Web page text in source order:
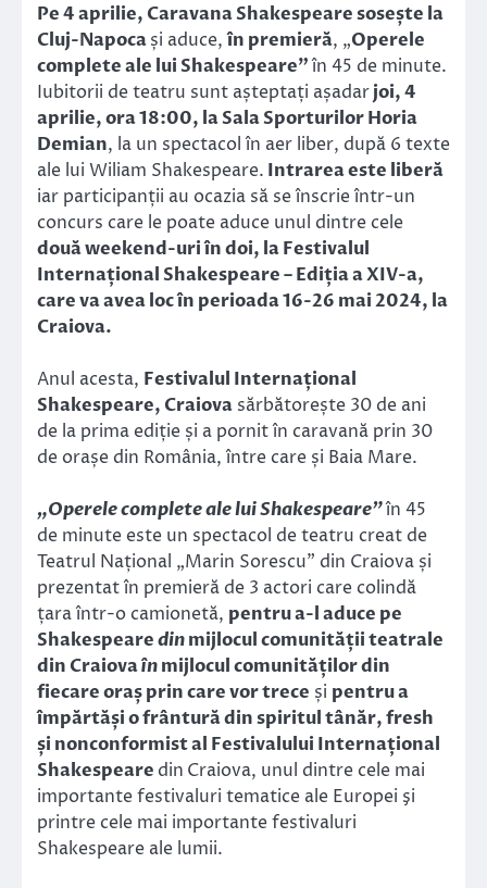
Pe 4 aprilie, Caravana Shakespeare sosește la
Cluj-Napocași aduce,în premieră, „Operele
complete ale lui Shakespeare”în 45 de minute.
Iubitorii de teatru sunt așteptați așadarjoi, 4
aprilie, ora 18:00, la Sala Sporturilor Horia
Demian, la un spectacol în aer liber, după 6 texte
ale lui Wiliam Shakespeare. Intrarea este liberă
iar participanții au ocazia să se înscrie într-un
concurs care le poate aduce unul dintre cele
două weekend-uri în doi, la Festivalul
Internațional Shakespeare – Ediția a XIV-a,
care va avea loc în perioada 16-26 mai 2024, la
Craiova.
Anul acesta, Festivalul Internațional
Shakespeare, Craiova sărbătorește 30 de ani
de la prima ediție și a pornit în caravană prin 30
de orașe din România, între care și Baia Mare.
„Operele complete ale lui Shakespeare”în 45
de minute este un spectacol de teatru creat de
Teatrul Național „Marin Sorescu” din Craiova și
prezentat în premieră de 3 actori care colindă
țara într-o camionetă, pentru a-l aduce pe
Shakespearedinmijlocul comunității teatrale
din Craiovaînmijlocul comunităților din
fiecare oraș prin care vor trece și pentru a
împărtăși o frântură din spiritul tânăr, fresh
și nonconformist al Festivalului Internațional
Shakespeare din Craiova, unul dintre cele mai
importante festivaluri tematice ale Europei şi
printre cele mai importante festivaluri
Shakespeare ale lumii.